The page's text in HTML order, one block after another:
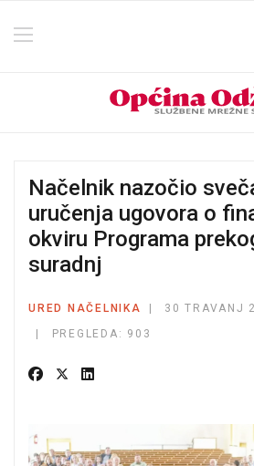
Načelnik nazočio
uručenja ugovora o
okviru Programa
suradnj
URED NAČELNIKA
30 TRAVANJ
PREGLEDA: 903